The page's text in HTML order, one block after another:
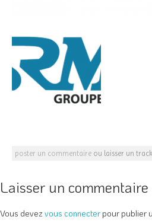
poster un commentaire ou laisser un
Laisser un commentaire
Vous devez vous connecterpour publier